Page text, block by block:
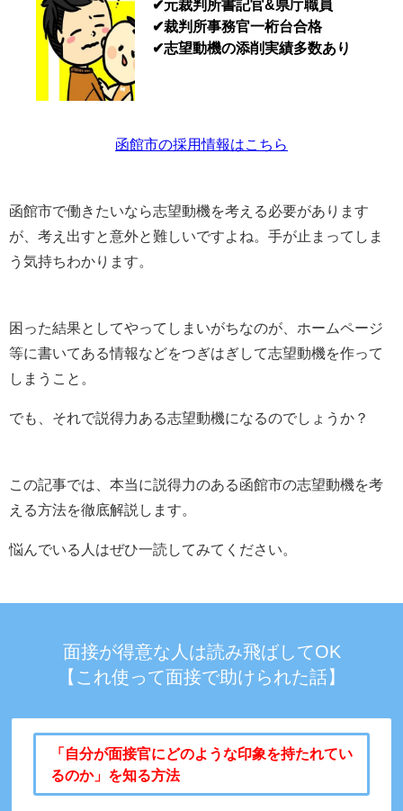
✔元裁判所書記官&県庁職員
✔裁判所事務官一桁台合格
✔志望動機の添削実績多数あり
函館市の採用情報はこちら
函館市で働きたいなら志望動機を考える必要があります
が、考え出すと意外と難しいですよね。手が止まってしま
う気持ちわかります。
困った結果としてやってしまいがちなのが、ホームページ
等に書いてある情報などをつぎはぎして志望動機を作って
しまうこと。
でも、それで説得力ある志望動機になるのでしょうか？
この記事では、本当に説得力のある函館市の志望動機を考
える方法を徹底解説します。
悩んでいる人はぜひ一読してみてください。
面接が得意な人は読み飛ばしてOK
【これ使って面接で助けられた話】
「自分が面接官にどのような印象を持たれてい
るのか」を知る方法